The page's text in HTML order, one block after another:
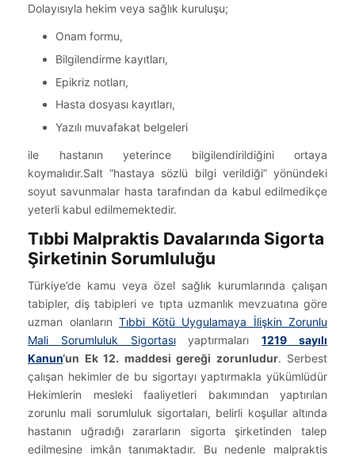
Dolayısıyla hekim veya sağlık kuruluşu;
Onam formu,
Bilgilendirme kayıtları,
Epikriz notları,
Hasta dosyası kayıtları,
Yazılı muvafakat belgeleri
ile hastanın yeterince bilgilendirildiğini ortaya
koymalıdır.Salt “hastaya sözlü bilgi verildiği” yönündeki
soyut savunmalar hasta tarafından da kabul edilmedikçe
yeterli kabul edilmemektedir.
Tıbbi Malpraktis Davalarında Sigorta
Şirketinin Sorumluluğu
Türkiye’de kamu veya özel sağlık kurumlarında çalışan
tabipler, diş tabipleri ve tıpta uzmanlık mevzuatına göre
uzman olanların Tıbbi Kötü Uygulamaya İlişkin Zorunlu
Mali Sorumluluk Sigortasıyaptırmaları1219 sayılı
Kanun‘un Ek 12. maddesi gereği zorunludur. Serbest
çalışan hekimler de bu sigortayı yaptırmakla yükümlüdür
Hekimlerin mesleki faaliyetleri bakımından yaptırılan
zorunlu mali sorumluluk sigortaları, belirli koşullar altında
hastanın uğradığı zararların sigorta şirketinden talep
edilmesine imkân tanımaktadır. Bu nedenle malpraktis